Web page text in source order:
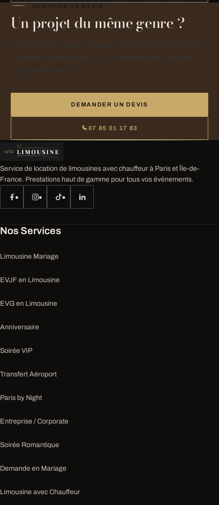
DEMANDE DE DEVIS
Un projet du même genre ?
DEMANDER UN DEVIS
07 85 01 17 83
Service de location de limousines avec chauffeur à Paris et Île-de-
France. Prestations haut de gamme pour tous vos événements.
Nos Services
Limousine Mariage
EVJF en Limousine
EVG en Limousine
Anniversaire
Soirée VIP
Transfert Aéroport
Paris by Night
Entreprise / Corporate
Soirée Romantique
Demande en Mariage
Limousine avec Chauffeur